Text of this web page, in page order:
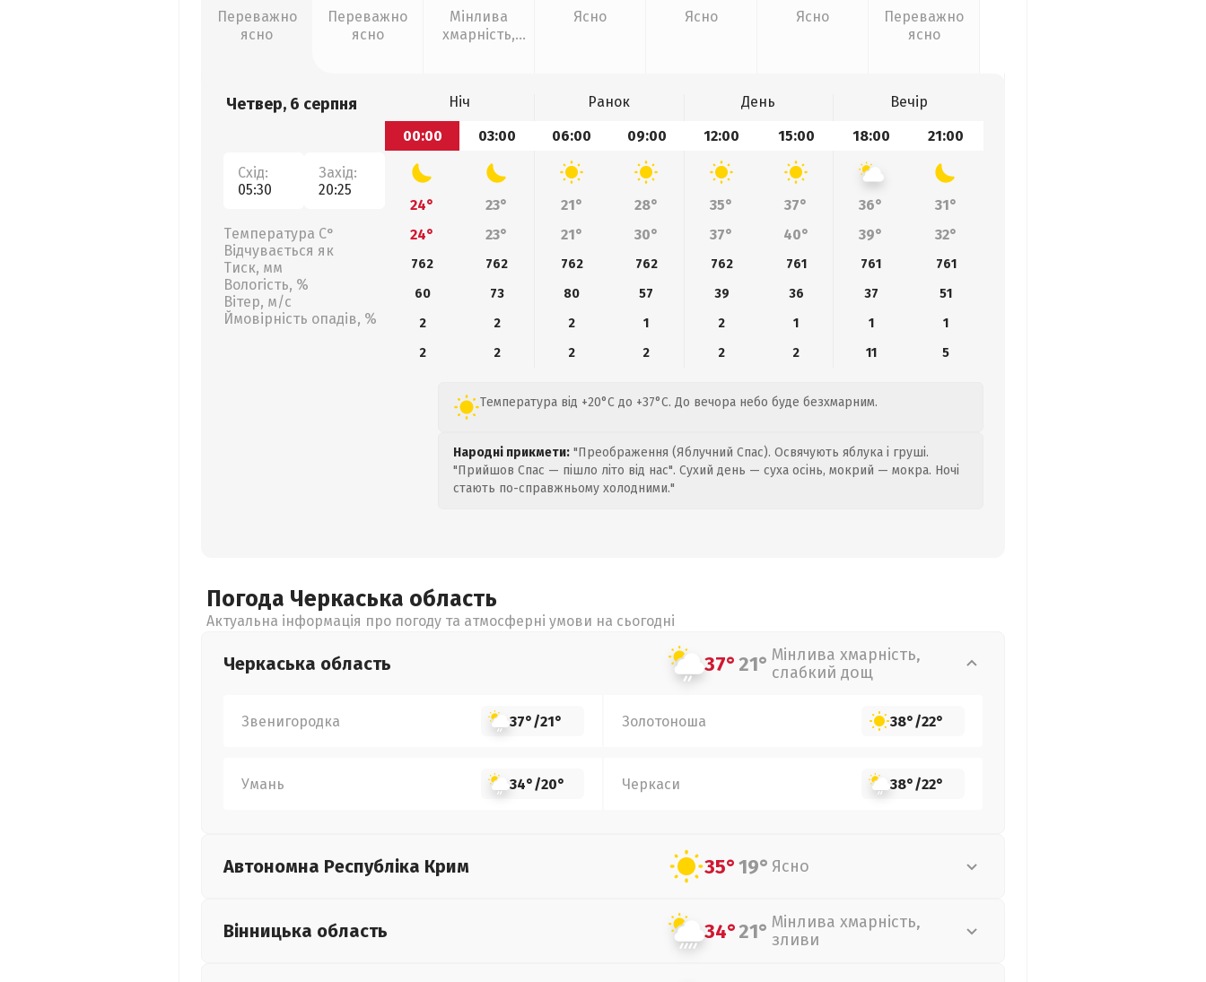
Переважно
ясно
Переважно
ясно
Мінлива
хмарність,
Ясно Ясно Ясно
Переважно
ясно
Четвер, 6 серпня
Схід:
05:30
Захід:
20:25
Температура С°
Відчувається як
Тиск, мм
Вологість, %
Вітер, м/с
Ймовірність опадів, %
Ніч Ранок День
Вечір
00:00
03:00 06:00 09:00 12:00 15:00 18:00 21:00
24° 23° 21° 28° 35° 37° 36°
31°
24°
23° 21° 30° 37° 40° 39° 32°
762 762 762 762 762 761 761
761
60
73 80 57 39 36 37
51
2
2 2 1 2 1 1
1
2
2 2 2 2 2 11 5
Температура від +20°C до +37°C. До вечора небо буде безхмарним.
Народні прикмети: "Преображення (Яблучний Спас). Освячують яблука і груші.
"Прийшов Спас — пішло літо від нас". Сухий день — суха осінь, мокрий — мокра. Ночі
стають по-справжньому холодними."
Погода Черкаська область
Актуальна інформація про погоду та атмосферні умови на сьогодні
Черкаська область 37°21° Мінлива хмарність,
слабкий дощ
Звенигородка 37°/21° Золотоноша 38°/22°
Умань 34°/20° Черкаси 38°/22°
Автономна Республіка Крим 35°19° Ясно
Вінницька область 34°21° Мінлива хмарність,
зливи